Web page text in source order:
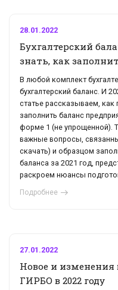
28.01.2022
Бухгалтерский
знать, как
В любой комплект
бухгалтерский баланс. И
статье рассказываем,
заполнить баланс
форме 1 (не упрощенной).
важные вопросы,
скачать) и образцом
баланса за 2021 год,
раскроем нюансы
Подробнее
27.01.2022
Новое и изменения
ГИРБО в 2022 году